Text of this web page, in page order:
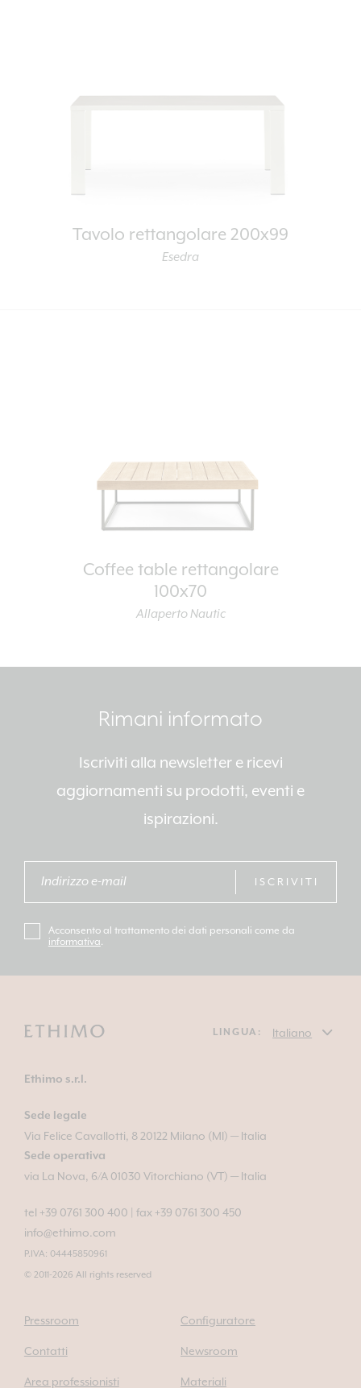
Tavolo rettangolare 200x99
Esedra
Coffee table rettangolare
100x70
Allaperto Nautic
Rimani informato
Iscriviti alla newsletter e ricevi
aggiornamenti su prodotti, eventi e
ispirazioni.
ISCRIVITI
Acconsento al trattamento dei dati personali come da
informativa
LINGUA:
Ethimo s.r.l.
Sede legale
Via Felice Cavallotti, 8 20122 Milano (MI) — Italia
Sede operativa
via La Nova, 6/A 01030 Vitorchiano (VT) — Italia
tel +39 0761 300 400
fax +39 0761 300 450
info@ethimo.com
P.IVA: 04445850961
© 2011-2026 All rights reserved
Pressroom Configuratore
Contatti Newsroom
Area professionisti Materiali